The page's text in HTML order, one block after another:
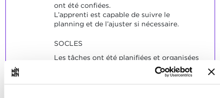
ont été confiées.
L’apprenti est capable de suivre le
planning et de l’ajuster si nécessaire.
SOCLES
Les tâches ont été planifiées et organisées
Le planning a été bien suivi et ajusté si
nécessaire.